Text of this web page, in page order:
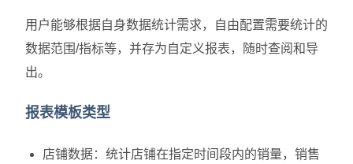
用户能够根据自身数据统计需求，自由配置需要统计的
数据范围/指标等，并存为自定义报表，随时查阅和导
出。
报表模板类型
店铺数据：统计店铺在指定时间段内的销量，销售